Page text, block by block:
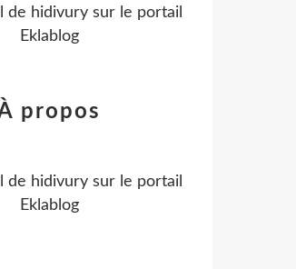
de hidivury sur le portail
Eklablog
propos
de hidivury sur le portail
Eklablog